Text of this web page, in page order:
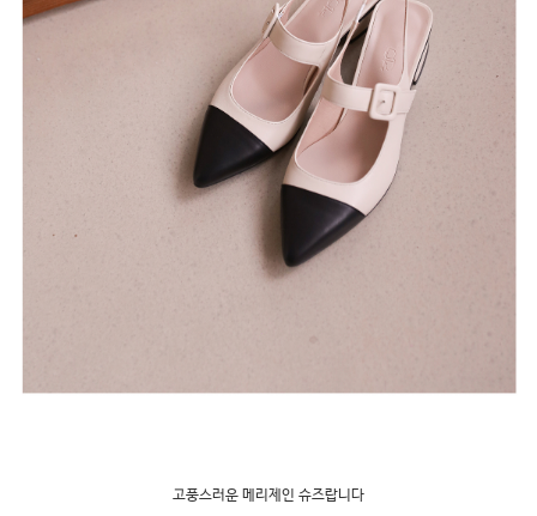
고풍스러운 메리제인 슈즈랍니다